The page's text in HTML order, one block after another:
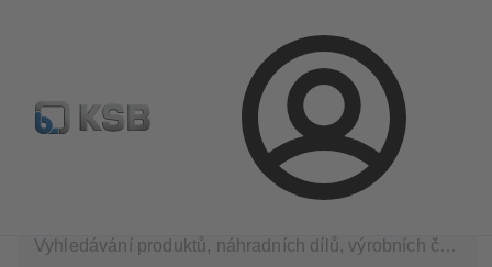
Přihlášení
Najít standardní výrobek BIM a CAD Nástroje pro
Průmysl papíru a celulózy
vyhledávání